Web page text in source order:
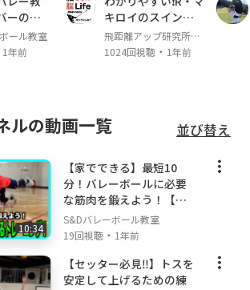
ーの形
！【バ
】
ール教室
1年前
キロイのスイング
解析でアマチュア
のスイング改善‼️
飛距離アップ研究所か
っちゃんねる
1024回視聴・ 1年前
ルの動画一覧 並び替え
10:34
【家でできる】最短10
分！バレーボールに必要
な筋肉を鍛えよう！【バ
レーボール】
S&Dバレーボール教室
19回視聴 ・ 1年前
【セッター必見‼️】トスを
安定して上げるための練